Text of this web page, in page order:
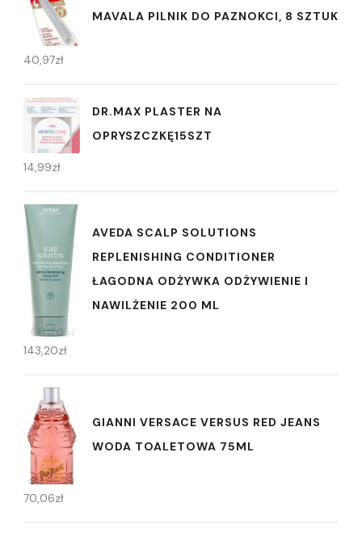
MAVALA PILNIK DO PAZNOKCI, 8 SZTUK
40,97zł
DR.MAX PLASTER NA
OPRYSZCZKĘ15SZT
14,99zł
AVEDA SCALP SOLUTIONS
REPLENISHING CONDITIONER
ŁAGODNA ODŻYWKA ODŻYWIENIE I
NAWILŻENIE 200 ML
143,20zł
GIANNI VERSACE VERSUS RED JEANS
WODA TOALETOWA 75ML
70,06zł